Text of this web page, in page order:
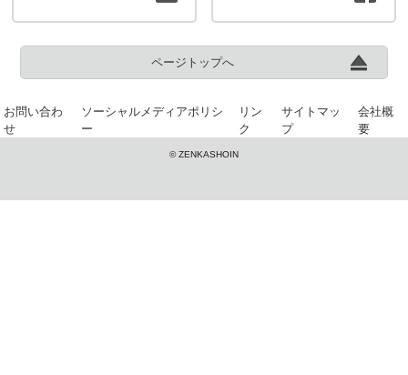
ページトップへ
お問い合わ
せ
ソーシャルメディアポリシ
ー
リン
ク
サイトマッ
プ
会社概
要
© ZENKASHOIN